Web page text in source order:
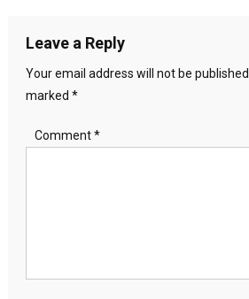
Leave a Reply
Your email address will not be published.
marked *
Comment*